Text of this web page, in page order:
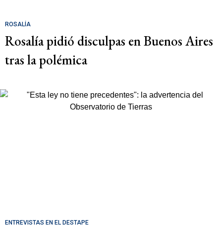
ROSALÍA
Rosalía pidió disculpas en Buenos Aires
tras la polémica
ENTREVISTAS EN EL DESTAPE